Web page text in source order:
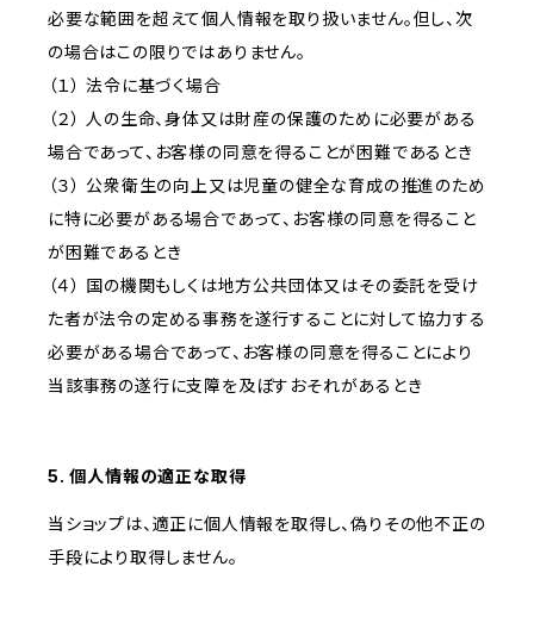
必要な範囲を超えて個人情報を取り扱いません。但し、次
の場合はこの限りではありません。
（１） 法令に基づく場合
（２） 人の生命、身体又は財産の保護のために必要がある
場合であって、お客様の同意を得ることが困難であるとき
（３） 公衆衛生の向上又は児童の健全な育成の推進のため
に特に必要がある場合であって、お客様の同意を得ること
が困難であるとき
（４） 国の機関もしくは地方公共団体又はその委託を受け
た者が法令の定める事務を遂行することに対して協力する
必要がある場合であって、お客様の同意を得ることにより
当該事務の遂行に支障を及ぼすおそれがあるとき
5. 個人情報の適正な取得
当ショップは、適正に個人情報を取得し、偽りその他不正の
手段により取得しません。